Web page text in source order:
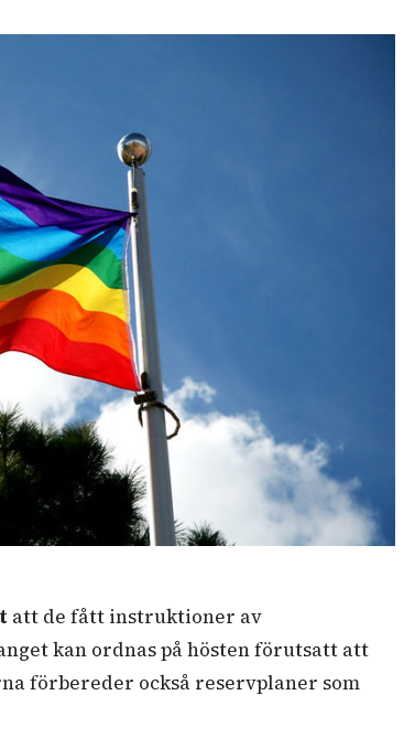
att de fått instruktioner av
kan ordnas på hösten förutsatt att
förbereder också reservplaner som